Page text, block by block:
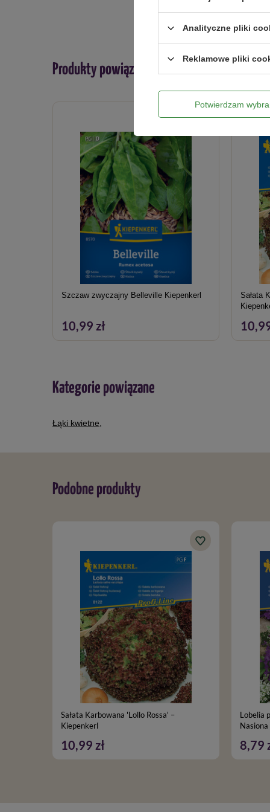
Produkty powiązane
Szczaw zwyczajny Belleville Kiepenkerl
10,99 zł
Sałata
Kategorie powiązane
Łąki kwietne
Podobne produkty
Sałata Karbowana 'Lollo Rossa' –
Kiepenkerl
10,99 zł
Lobelia
8,79
Analityczne pliki
Reklamowe pliki
Potwierdzam